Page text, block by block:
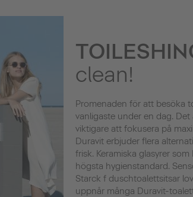
clean!
Promenaden för att besöka
vanligaste under en dag.
viktigare att fokusera på
Duravit erbjuder flera
frisk. Keramiska glasyrer
högsta hygienstandard.
Starck f duschtoalettsitsar
uppnår många Duravit-